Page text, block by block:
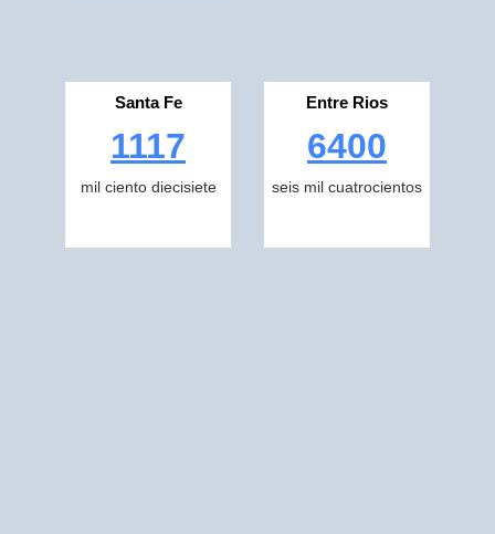
Santa Fe
1117
mil ciento diecisiete
Entre Rios
6400
seis mil cuatrocientos